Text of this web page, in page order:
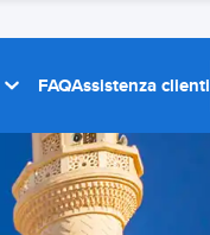
FAQAssistenza clienti